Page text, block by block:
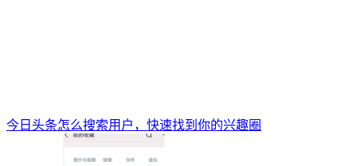
今日头条怎么搜索用户，快速找到你的兴趣圈